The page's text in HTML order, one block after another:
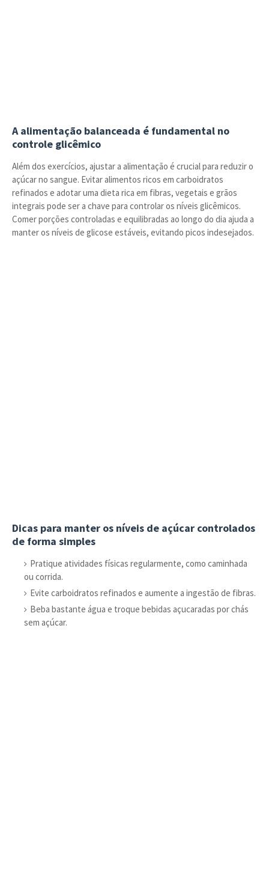
A alimentação balanceada é fundamental no
controle glicêmico
Além dos exercícios, ajustar a alimentação é crucial para reduzir o
açúcar no sangue. Evitar alimentos ricos em carboidratos
refinados e adotar uma dieta rica em fibras, vegetais e grãos
integrais pode ser a chave para controlar os níveis glicêmicos.
Comer porções controladas e equilibradas ao longo do dia ajuda a
manter os níveis de glicose estáveis, evitando picos indesejados.
Dicas para manter os níveis de açúcar controlados
de forma simples
Pratique atividades físicas regularmente, como caminhada
ou corrida.
Evite carboidratos refinados e aumente a ingestão de fibras.
Beba bastante água e troque bebidas açucaradas por chás
sem açúcar.